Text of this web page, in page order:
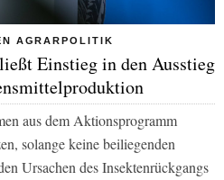
AGRARPOLITIK
Einstieg in den Ausstieg
aus dem Aktionsprogramm
solange keine beiliegenden
Ursachen des Insektenrückgangs